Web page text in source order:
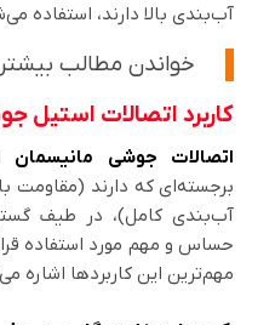
آب‌بندی بالا دارند، استفاده
خواندن مطالب
کاربرد اتصالات استیل
اتصالات جوشی مانیسمان
برجسته‌ای که دارند (مقاومت
آب‌بندی کامل)، در طیف
حساس و مهم مورد استفاده
مهم‌ترین این کاربردها اشاره